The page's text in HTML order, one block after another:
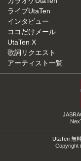
ライブUtaTen
インタビュー
ココだけメール
UtaTen X
歌詞リクエスト
アーティスト一覧
UtaTen 無
Copyright